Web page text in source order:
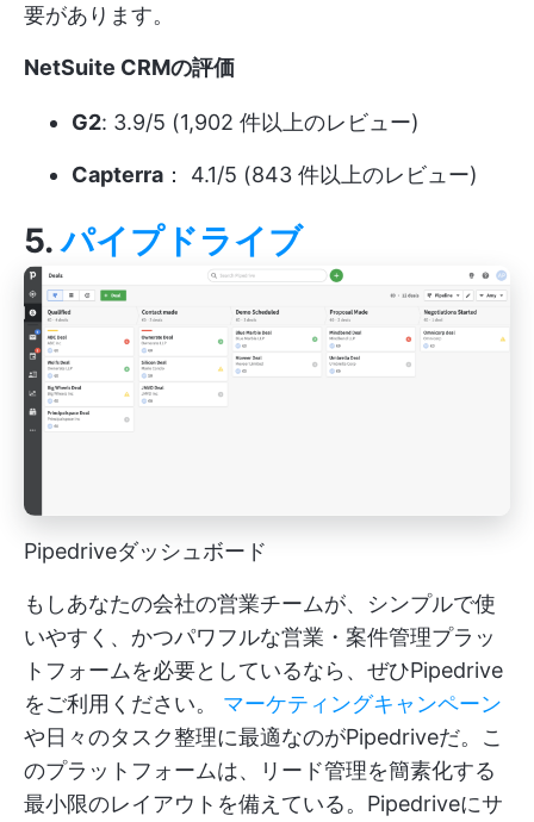
要があります。
NetSuite CRMの評価
G2: 3.9/5 (1,902 件以上のレビュー)
Capterra ： 4.1/5 (843 件以上のレビュー)
5.パイプドライブ
Pipedriveダッシュボード
もしあなたの会社の営業チームが、シンプルで使
いやすく、かつパワフルな営業・案件管理プラッ
トフォームを必要としているなら、ぜひPipedrive
をご利用ください。 マーケティングキャンペーン
や日々のタスク整理に最適なのがPipedriveだ。こ
のプラットフォームは、リード管理を簡素化する
最小限のレイアウトを備えている。Pipedriveにサ